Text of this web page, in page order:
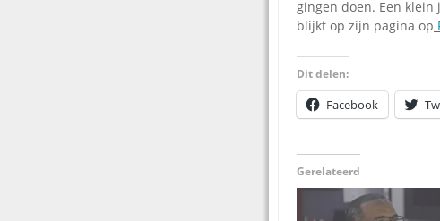
gingen doen. Een klein
blijkt op zijn pagina op
Dit delen:
Facebook
Gerelateerd